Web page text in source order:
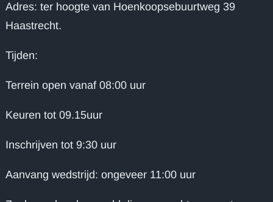
Adres: ter hoogte van Hoenkoopsebuurtweg 39
Haastrecht.
Tijden:
Terrein open vanaf 08:00 uur
Keuren tot 09.15uur
Inschrijven tot 9:30 uur
Aanvang wedstrijd: ongeveer 11:00 uur